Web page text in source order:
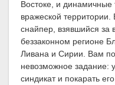
Востоке, и динамичные
вражеской
снайпер, взявшийся за
беззаконном регионе
Ливана и Сирии. Вам
невозможное задание:
синдикат и покарать